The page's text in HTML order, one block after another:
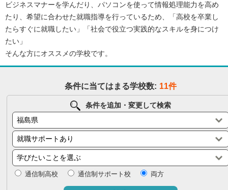
エリアを選択して探す
関東 北海道・東北
東海
九州・沖縄
ビジネスマナーを学んだり、パソコンを使って情報処理能力を高め
たり、希望に合わせた就職指導を行っているため、「高校を卒業し
たらすぐに就職したい」「社会で役立つ実践的なスキルを身につけ
たい」
そんな方にオススメの学校です。
条件に当てはまる学校数: 11件
条件を追加・変更して検索
通信制高校 通信制サポート校 両方